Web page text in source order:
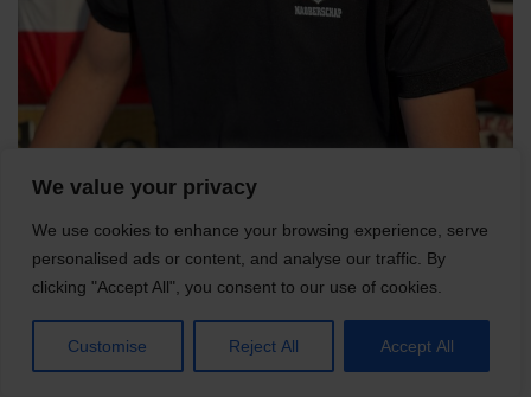
We value your privacy
We use cookies to enhance your browsing experience, serve
personalised ads or content, and analyse our traffic. By
clicking "Accept All", you consent to our use of cookies.
Customise Reject All Accept All
Robin Jalving
Mail Robin
06-29102893
LinkedIn: Robin Jalving